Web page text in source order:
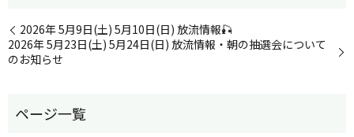
2026年 5月9日(土) 5月10日(日) 放流情報🎣
2026年 5月23日(土) 5月24日(日) 放流情報・朝の抽選会について
のお知らせ